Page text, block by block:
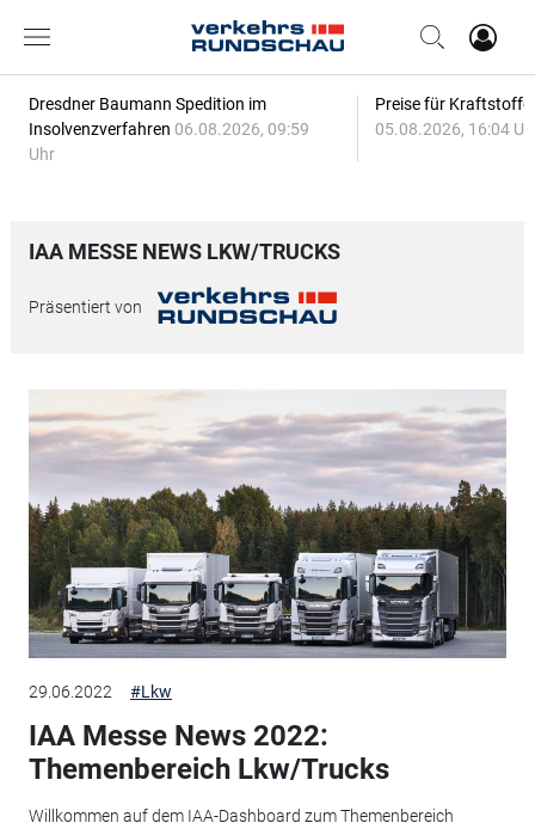
Dresdner Baumann Spedition im
Insolvenzverfahren 06.08.2026, 09:59
Uhr
Preise für
05.08.2026, 16:04
IAA MESSE NEWS LKW/TRUCKS
Präsentiert von
29.06.2022 #Lkw
IAA Messe News 2022:
Themenbereich Lkw/Trucks
Willkommen auf dem IAA-Dashboard zum Themenbereich